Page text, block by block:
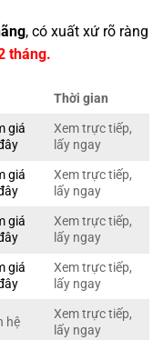
, có xuất xứ rõ ràng
tháng.
Thời gian
giá
Xem trực tiếp,
lấy ngay
giá
Xem trực tiếp,
lấy ngay
giá
Xem trực tiếp,
lấy ngay
giá
Xem trực tiếp,
lấy ngay
hệ
Xem trực tiếp,
lấy ngay